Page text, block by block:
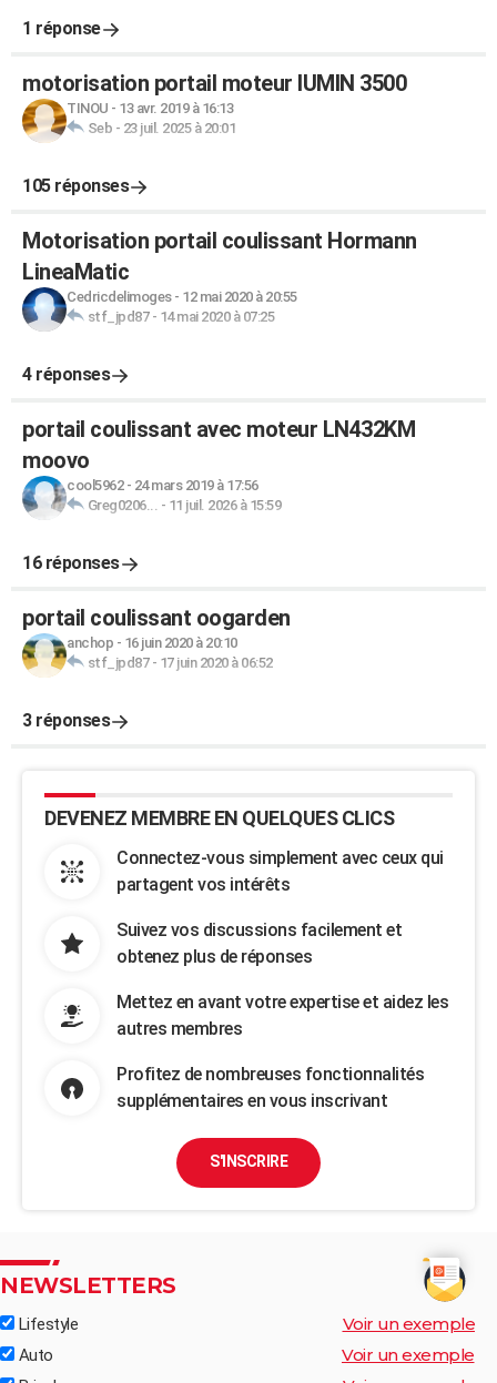
1 réponse
motorisation portail moteur IUMIN 3500
TINOU - 13 avr. 2019 à 16:13
Seb - 23 juil. 2025 à 20:01
105 réponses
Motorisation portail coulissant Hormann
LineaMatic
Cedricdelimoges- 12 mai 2020 à 20:55
stf_jpd87- 14 mai 2020 à 07:25
4 réponses
portail coulissant avec moteur LN432KM
moovo
cool5962- 24 mars 2019 à 17:56
Greg0206... - 11 juil. 2026 à 15:59
16 réponses
portail coulissant oogarden
anchop - 16 juin 2020 à 20:10
stf_jpd87- 17 juin 2020 à 06:52
3 réponses
DEVENEZ MEMBRE EN QUELQUES CLICS
Connectez-vous simplement avec ceux qui
partagent vos intérêts
Suivez vos discussions facilement et
obtenez plus de réponses
Mettez en avant votre expertise et aidez les
autres membres
Profitez de nombreuses fonctionnalités
supplémentaires en vous inscrivant
S'INSCRIRE
NEWSLETTERS
Lifestyle Voir un exemple
Auto Voir un exemple